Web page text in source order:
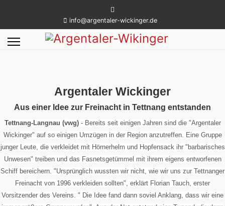
info@argentaler-wickinger.de
Argentaler Wickinger
Aus einer Idee zur Freinacht in Tettnang entstanden
Tettnang-Langnau (vwg)- Bereits seit einigen Jahren sind die "Argentaler
Wickinger" auf so einigen Umzügen in der Region anzutreffen. Eine Gruppe
junger Leute, die verkleidet mit Hörnerhelm und Hopfensack ihr "barbarisches
Unwesen" treiben und das Fasnetsgetümmel mit ihrem eigens entworfenen
Schiff bereichern. "Ursprünglich wussten wir nicht, wie wir uns zur Tettnanger
Freinacht von 1996 verkleiden sollten", erklärt Florian Tauch, erster
Vorsitzender des Vereins. " Die Idee fand dann soviel Anklang, dass wir eine